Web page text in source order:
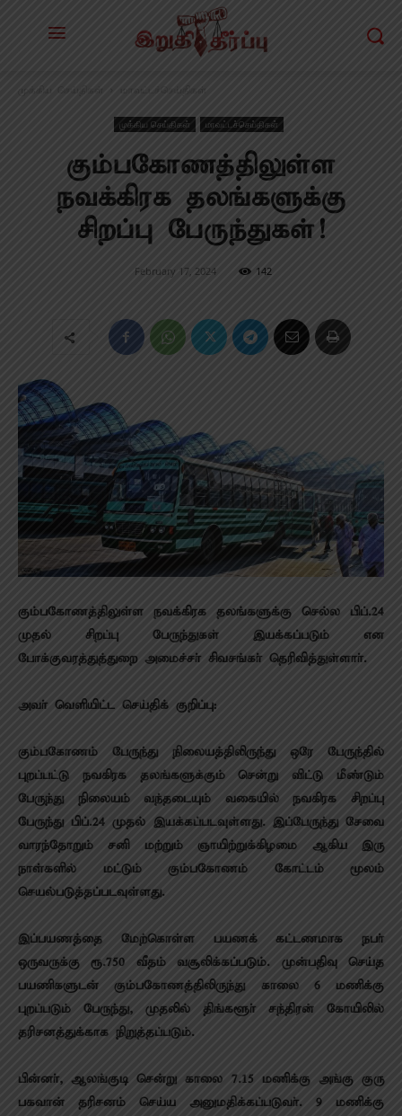
முக்கிய செய்திகள் மாவட்டச்செய்திகள்
முக்கிய செய்திகள் மாவட்டச்செய்திகள்
கும்பகோணத்திலுள்ள
நவக்கிரக தலங்களுக்கு
சிறப்பு பேருந்துகள்!
February 17, 2024 142
கும்பகோணத்திலுள்ள நவக்கிரக தலங்களுக்கு செல்ல பிப்.24
முதல் சிறப்பு பேருந்துகள் இயக்கப்படும் என
போக்குவரத்துத்துறை அமைச்சா் சிவசங்கா் தெரிவித்துள்ளாா்.
அவா் வெளியிட்ட செய்திக் குறிப்பு:
கும்பகோணம் பேருந்து நிலையத்திலிருந்து ஒரே பேருந்தில்
புறப்பட்டு நவகிரக தலங்களுக்கும் சென்று விட்டு மீண்டும்
பேருந்து நிலையம் வந்தடையும் வகையில் நவகிரக சிறப்பு
பேருந்து பிப்.24 முதல் இயக்கப்படவுள்ளது. இப்பேருந்து சேவை
வாரந்தோறும் சனி மற்றும் ஞாயிற்றுக்கிழமை ஆகிய இரு
நாள்களில் மட்டும் கும்பகோணம் கோட்டம் மூலம்
செயல்படுத்தப்படவுள்ளது.
இப்பயணத்தை மேற்கொள்ள பயணக் கட்டணமாக நபா்
ஒருவருக்கு ரூ.750 வீதம் வசூலிக்கப்படும். முன்பதிவு செய்த
பயணிகளுடன் கும்பகோணத்திலிருந்து காலை 6 மணிக்கு
புறப்படும் பேருந்து, முதலில் திங்களூா் சந்திரன் கோயிலில்
தரிசனத்துக்காக நிறுத்தப்படும்.
பின்னா், ஆலங்குடி சென்று காலை 7.15 மணிக்கு அங்கு குரு
பகவான் தரிசனம் செய்ய அனுமதிக்கப்படுவா். 9 மணிக்கு